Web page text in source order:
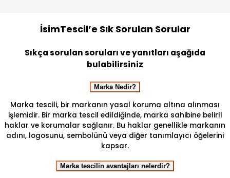
İsimTescil’e Sık Sorulan Sorular
Sıkça sorulan soruları ve yanıtları aşağıda
bulabilirsiniz
Marka Nedir?
Marka tescili, bir markanın yasal koruma altına alınması
işlemidir. Bir marka tescil edildiğinde, marka sahibine belirli
haklar ve korumalar sağlanır. Bu haklar genellikle markanın
adını, logosunu, sembolünü veya diğer tanımlayıcı öğelerini
kapsar.
Marka tescilin avantajları nelerdir?